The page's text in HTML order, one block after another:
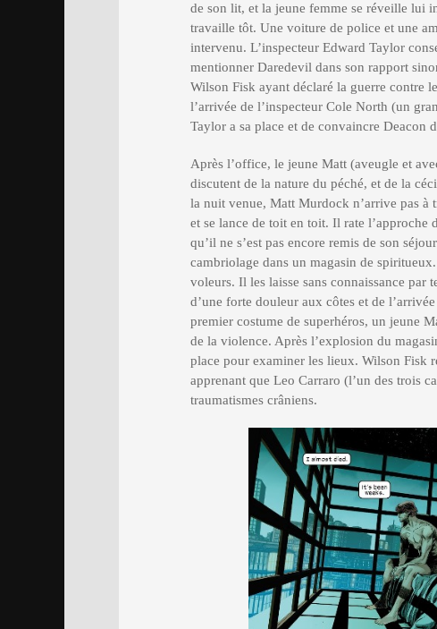
de son lit, et la jeune femme se réveille lui
travaille tôt. Une voiture de police et une
intervenu. L’inspecteur Edward Taylor
mentionner Daredevil dans son rapport
Wilson Fisk ayant déclaré la guerre contre
l’arrivée de l’inspecteur Cole North (un
Taylor a sa place et de convaincre Deacon
Après l’office, le jeune Matt (aveugle et
discutent de la nature du péché, et de la
la nuit venue, Matt Murdock n’arrive pas
et se lance de toit en toit. Il rate l’approche
qu’il ne s’est pas encore remis de son
cambriolage dans un magasin de
voleurs. Il les laisse sans connaissance par
d’une forte douleur aux côtes et de
premier costume de superhéros, un jeune
de la violence. Après l’explosion du
place pour examiner les lieux. Wilson Fisk
apprenant que Leo Carraro (l’un des trois
traumatismes crâniens.